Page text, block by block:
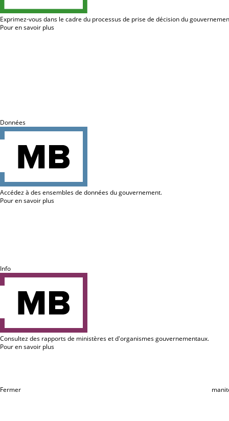
Exprimez-vous dans le cadre du processus de prise de décision du
Pour en savoir plus
Données
Accédez à des ensembles de données du gouvernement.
Pour en savoir plus
Info
Consultez des rapports de ministères et d'organismes gouvernementaux.
Pour en savoir plus
Fermer